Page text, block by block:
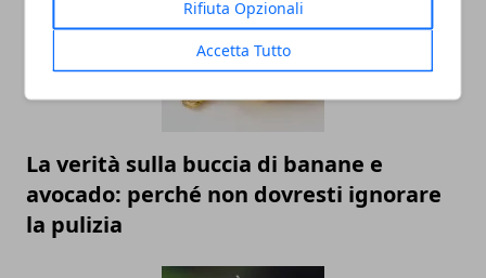
Rifiuta Opzionali
Accetta Tutto
La verità sulla buccia di banane e
avocado: perché non dovresti ignorare
la pulizia